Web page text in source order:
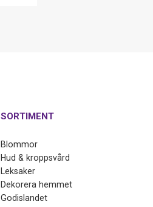
SORTIMENT
Blommor
Hud & kroppsvård
Leksaker
Dekorera hemmet
Godislandet